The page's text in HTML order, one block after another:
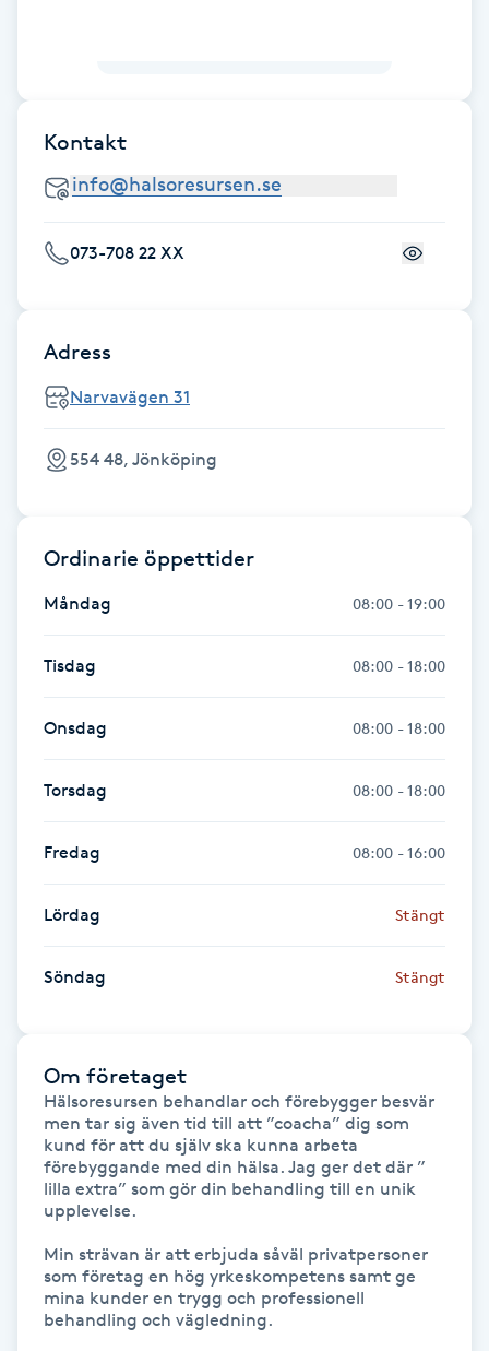
Fransar
Fransborttagning
Fransfärgning
Fransförlängning Megavolym
Fransförlängning Volym
Fransk manikyr
Fransrengöring
Frekvensterapi
Friskvård
Friskvårdsmassage
Frisör
G
Gel naglar
Gelenaglar
Gellack
Gellack med förstärkning
Gravidmassage
Kontakt
073-708 22 XX
Adress
Narvavägen 31
554 48, Jönköping
Ordinarie öppettider
Måndag 08:00 - 19:00
Tisdag 08:00 - 18:00
Onsdag 08:00 - 18:00
Torsdag 08:00 - 18:00
Fredag 08:00 - 16:00
Lördag Stängt
Söndag Stängt
Om företaget
Hälsoresursen behandlar och förebygger besvär
men tar sig även tid till att ”coacha” dig som
kund för att du själv ska kunna arbeta
förebyggande med din hälsa. Jag ger det där ”
lilla extra” som gör din behandling till en unik
upplevelse.
Min strävan är att erbjuda såväl privatpersoner
som företag en hög yrkeskompetens samt ge
mina kunder en trygg och professionell
behandling och vägledning.